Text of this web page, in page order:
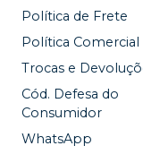
Política de Frete
Política Comercial
Trocas e
Cód. Defesa do
Consumidor
WhatsApp